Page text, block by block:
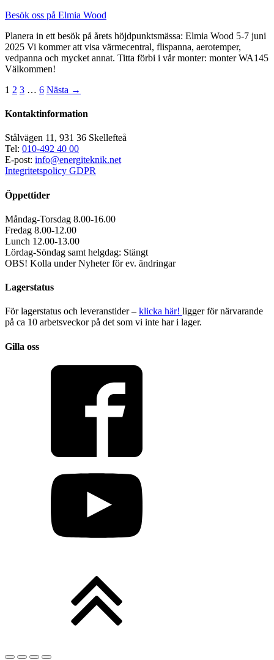
Besök oss på Elmia Wood
Planera in ett besök på årets höjdpunktsmässa: Elmia Wood 5-7 juni
2025 Vi kommer att visa värmecentral, flispanna, aerotemper,
vedpanna och mycket annat. Titta förbi i vår monter: monter WA145
Välkommen!
1 2 3 … 6 Nästa →
Kontaktinformation
Stålvägen 11, 931 36 Skellefteå
Tel: 010-492 40 00
E-post: info@energiteknik.net
Integritetspolicy GDPR
Öppettider
Måndag-Torsdag 8.00-16.00
Fredag 8.00-12.00
Lunch 12.00-13.00
Lördag-Söndag samt helgdag: Stängt
OBS! Kolla under Nyheter för ev. ändringar
Lagerstatus
För lagerstatus och leveranstider – klicka här! ligger för närvarande
på ca 10 arbetsveckor på det som vi inte har i lager.
Gilla oss